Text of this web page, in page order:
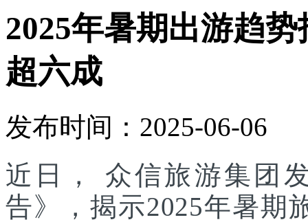
2025年暑期出游趋
超六成
发布时间：2025-06-06
近日， 众信旅游集团
告》，揭示2025年暑期